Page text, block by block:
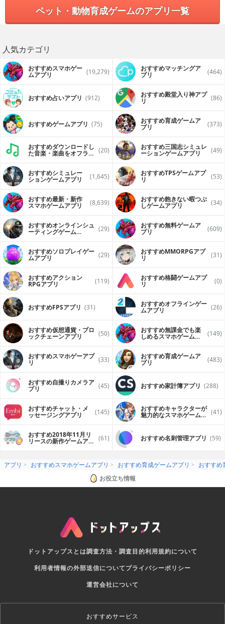
きます
- 身長と、おなかのすき具合を確認できます
- BGMを聞きながらペンギンをまったり、のんびり眺めるア
▼素材利用
このアプリには以下のサイトのBGMを利用させていただきま
した。
- MusMus(http://musmus.main.jp/)
ペット・動物育成ゲームのアプリ一覧
人気カテゴリ
おすすめスマホゲー
ムアプリ (19,279) おすすめマッチングア
プリ (464)
おすすめ占いアプリ (912) おすすめ殿堂入り神アプ
リ (86)
おすすめゲームアプリ (75) おすすめ育成ゲームア
プリ (373)
おすすめダウンロードし
た音楽・楽曲をオフライ (20) おすすめ三国志シミュレ
ーションゲームアプリ (49)
おすすめシミュレー
ションゲームアプリ (1,645) おすすめTPSゲームアプ
リ (53)
おすすめ最新・新作
スマホゲームアプリ (8,639) おすすめ飽きない暇つぶ
しゲームアプリ (34)
おすすめオンラインシュ
ーティングゲーム (29) おすすめ無料ゲームア
プリ (609)
おすすめソロプレイゲー
ムアプリ (29) おすすめ MMORPGアプ
リ (31)
おすすめアクション
RPGアプリ (119) おすすめ格闘ゲームアプ
リ (0)
おすすめFPSアプリ (31) おすすめオフラインゲー
ムアプリ (26)
おすすめ仮想通貨・ブロ
ックチェーンアプリ (50) おすすめ無課金でも楽
しめるスマホゲームア (149)
おすすめスマホゲーアプ
リ (33) おすすめ育成ゲームア
プリ (483)
おすすめ自撮りカメラア
プリ (45) おすすめ家計簿アプリ (288)
おすすめチャット・メ
ッセージングアプリ (145) おすすめキャラクターが
魅力的なスマホゲームア (41)
おすすめ2018年11月リ
リースの新作ゲームアプ (61) おすすめ名刺管理アプリ (59)
アプリ おすすめスマホゲームアプリ おすすめ育成ゲームアプリ
おすすめ
お役立ち情報
ドットアップスとは調査方法・調査目的利用規約について
利用者情報の外部送信についてプライバシーポリシー
運営会社について
おすすめサービス